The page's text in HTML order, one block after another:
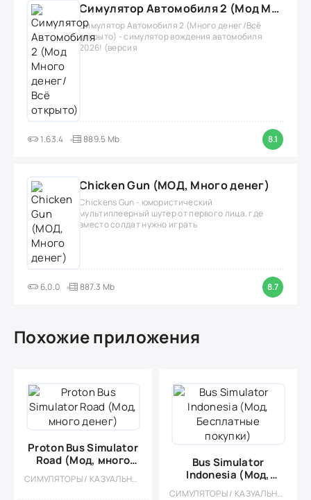
Симулятор Автомобиля 2 (Мод Много денег/Всё открыто)
Симулятор Автомобиля 2 (Много денег/Всё
открыто) - симулятор вождения автомобиля
2026! (версия
1.63.4 889.5 Mb 8.1
Chicken Gun (МОД, Много денег)
Chickens Gun - юмористический
мультиплеерный шутер от первого лица, где
вместо солдат нужно играть
6.0.0 887.3 Mb 8.7
Похожие приложения
Proton Bus Simulator
Road (Мод, много
денег)
СИМУЛЯТОРЫ / КАЗУАЛЬНЫЕ / ОДНОПОЛЬЗОВАТЕЛЬСКИЕ / СТИЛИЗАЦИЯ / ОФЛАЙН / МОД / ФИЗИКА / ОТКРЫТЫЙ МИР
Bus Simulator
Indonesia (Мод,
Бесплатные покупки)СИМУЛЯТОРЫ / КАЗУАЛЬНЫЕ / ОДНОПОЛЬЗОВАТЕЛЬСКИЕ / СТИЛИЗАЦИЯ / ОФЛАЙН / МОД / ВСТРОЕННЫЙ КЕШ